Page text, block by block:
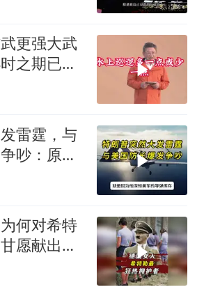
更强大武
之期已
雷霆，与
吵：原来
何对希特
愿献出一